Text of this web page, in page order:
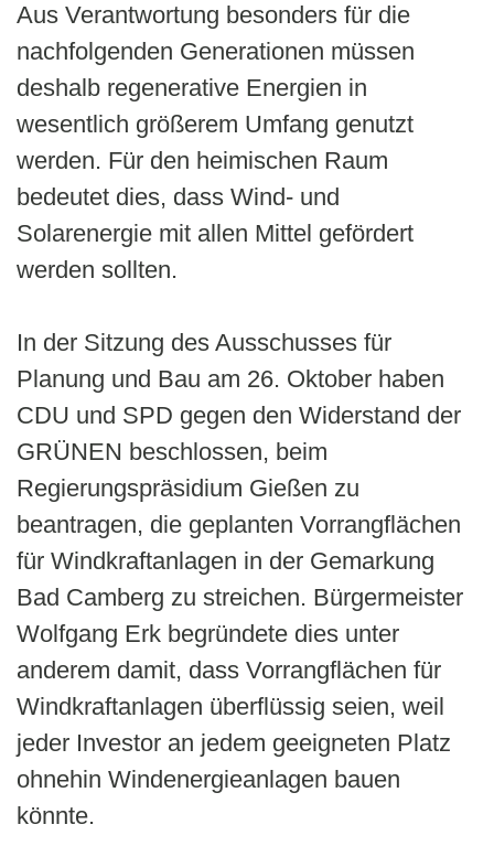
Aus Verantwortung besonders für die
nachfolgenden Generationen müssen
deshalb regenerative Energien in
wesentlich größerem Umfang genutzt
werden. Für den heimischen Raum
bedeutet dies, dass Wind- und
Solarenergie mit allen Mittel gefördert
werden sollten.
In der Sitzung des Ausschusses für
Planung und Bau am 26. Oktober haben
CDU und SPD gegen den Widerstand der
GRÜNEN beschlossen, beim
Regierungspräsidium Gießen zu
beantragen, die geplanten Vorrangflächen
für Windkraftanlagen in der Gemarkung
Bad Camberg zu streichen. Bürgermeister
Wolfgang Erk begründete dies unter
anderem damit, dass Vorrangflächen für
Windkraftanlagen überflüssig seien, weil
jeder Investor an jedem geeigneten Platz
ohnehin Windenergieanlagen bauen
könnte.